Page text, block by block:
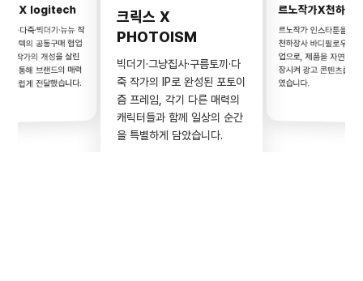
스 X logitech
르노·다죽·빅더기·뉴뉴 작
로지텍의 공동구매 협업
각 작가의 개성을 살린
를 통해 브랜드의 매력
연스럽게 전달했습니다.
크릭스 X
PHOTOISM
빅더기·그냥집사·구름토끼·다
죽 작가의 IP로 완성된 포토이
즘 프레임, 각기 다른 매력의
캐릭터들과 함께 일상의 순간
을 특별하게 담았습니다.
르노작가X천하장
르노작가 인스타툰을 활
천하장사 바디필로우 광
업으로, 제품을 자연스럽
장시켜 광고 콘텐츠를 제
였습니다.